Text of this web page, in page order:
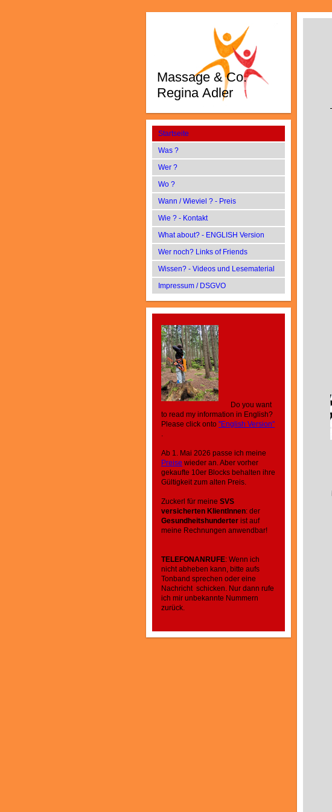
Massage & Co.
Regina Adler
Startseite
Was ?
Wer ?
Wo ?
Wann / Wieviel ? - Preis
Wie ? - Kontakt
What about? - ENGLISH Version
Wer noch? Links of Friends
Wissen? - Videos und Lesematerial
Impressum / DSGVO
Do you want
to read my information in English?
Please click onto "English Version"
.
Ab 1. Mai 2026 passe ich meine
Preise wieder an. Aber vorher
gekaufte 10er Blocks behalten ihre
Gültigkeit zum alten Preis.
Zuckerl für meine SVS
versicherten KlientInnen: der
Gesundheitshunderter ist auf
meine Rechnungen anwendbar!
TELEFONANRUFE: Wenn ich
nicht abheben kann, bitte aufs
Tonband sprechen oder eine
Nachricht schicken. Nur dann rufe
ich mir unbekannte Nummern
zurück.